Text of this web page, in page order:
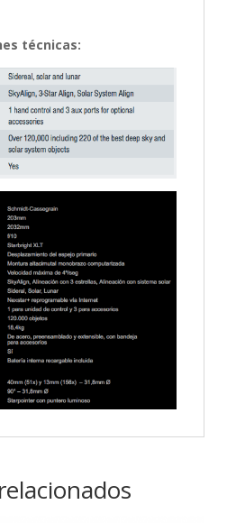
técnicas: